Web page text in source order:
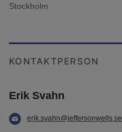
Stockholm
KONTAKTPERSON
Erik Svahn
erik.svahn@jeffersonwells.se